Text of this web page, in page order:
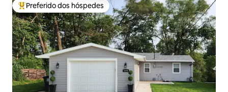
Entre os melhores preferidos dos hóspedes
Preferido dos hóspedes